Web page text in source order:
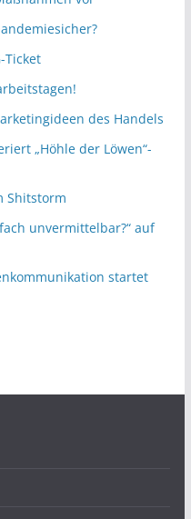
Ticket
des Handels
„Höhle der Löwen“-
Shitstorm
unvermittelbar?“ auf
startet